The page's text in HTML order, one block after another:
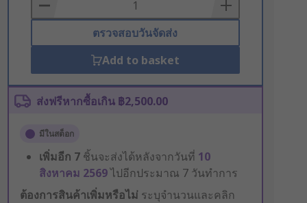
ตรวจสอบวันจัดส่ง
Add to basket
ส่งฟรีหากซื้อเกิน ฿2,500.00
มีในสต็อก
เพิ่มอีก 7 ชิ้นจะส่งได้หลังจากวันที่ 10
สิงหาคม 2569ไปอีกประมาณ 7 วันทำการ
ต้องการสินค้าเพิ่มหรือไม่ ระบุจำนวนและคลิก